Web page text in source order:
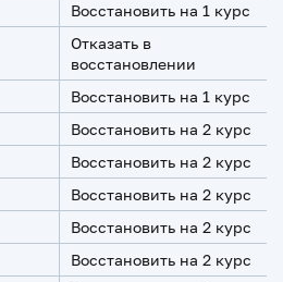
Восстановить на 1 курс
Отказать в
восстановлении
Восстановить на 1 курс
Восстановить на 2 курс
Восстановить на 2 курс
Восстановить на 2 курс
Восстановить на 2 курс
Восстановить на 2 курс